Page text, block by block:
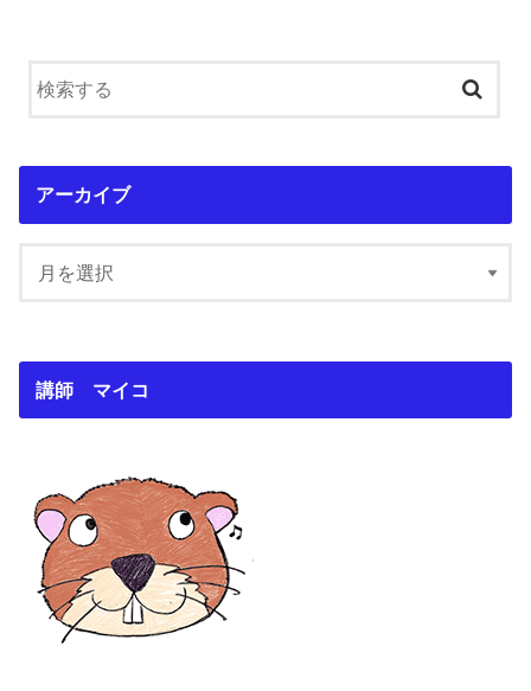
アーカイブ
講師 マイコ